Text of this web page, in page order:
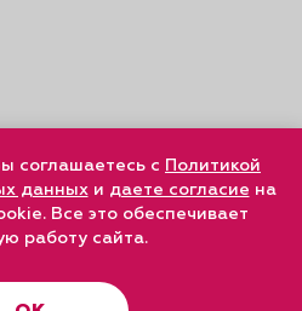
соглашаетесь с Политикой
данныхи даете согласие на
Все это обеспечивает
работу сайта.